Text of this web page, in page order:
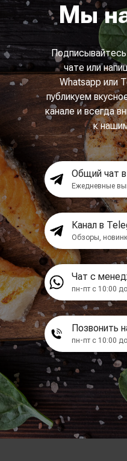
Мы
чате или
Whatsapp или
публикуем
канале и всегда
к
Общий чат
Ежедневные
Канал в
Обзоры,
Чат с
пн-пт с 10:00
Позвонить
пн-пт с 10:00